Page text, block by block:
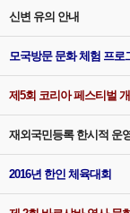
신변 유의 안내
모국방문 문화 체험 프로
제5회 코리아 페스티벌
재외국민등록 한시적 운
2016년 한인 체육대회